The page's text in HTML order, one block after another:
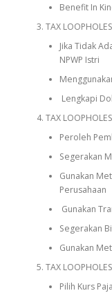
Benefit In
TAX
Jika Tidak
NPWP Istri
Lengkapi
TAX
Peroleh
Segerakan
Gunakan
Perusahaan
Gunakan
Segerakan
Gunakan
TAX
Pilih Kurs